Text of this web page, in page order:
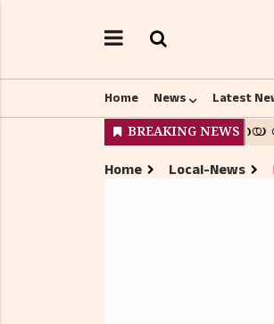
Home News Latest
Home Local-News